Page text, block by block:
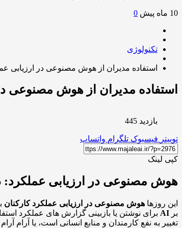
10 ماه پیش 0
تکنولوژی
استفاده مدیران از هوش مصنوعی در ارزیابی
استفاده مدیران از هوش مصنوعی
بازدید 445
توییتر فیسبوک تلگرام واتساپ
کپی لینک
هوش مصنوعی در ارزیابی عملکرد:
این روزها هوش مصنوعی در ارزیابی عملکرد کارکنان
بر AI برای نوشتن یا بازبینی گزارش های عملکرد
تغییر به نفع کارمندان و منابع انسانی است، یا